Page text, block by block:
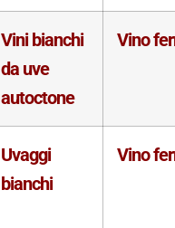
Vini bianchi
da uve
autoctone
Vino
Uvaggi
bianchi
Vino